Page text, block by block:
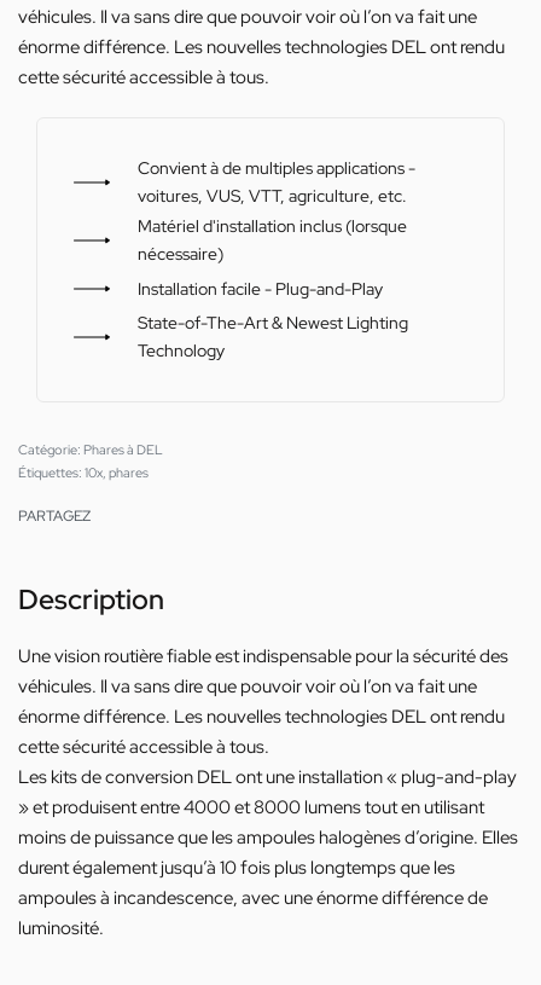
véhicules. Il va sans dire que pouvoir voir où l’on va fait une
énorme différence. Les nouvelles technologies DEL ont rendu
cette sécurité accessible à tous.
Convient à de multiples applications -
voitures, VUS, VTT, agriculture, etc.
Matériel d'installation inclus (lorsque
nécessaire)
Installation facile - Plug-and-Play
State-of-The-Art & Newest Lighting
Technology
Catégorie: Phares à DEL
Étiquettes: 10x, phares
PARTAGEZ
Description
Une vision routière fiable est indispensable pour la sécurité des
véhicules. Il va sans dire que pouvoir voir où l’on va fait une
énorme différence. Les nouvelles technologies DEL ont rendu
cette sécurité accessible à tous.
Les kits de conversion DEL ont une installation « plug-and-play
» et produisent entre 4000 et 8000 lumens tout en utilisant
moins de puissance que les ampoules halogènes d’origine. Elles
durent également jusqu’à 10 fois plus longtemps que les
ampoules à incandescence, avec une énorme différence de
luminosité.